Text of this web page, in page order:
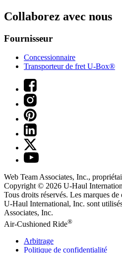
Collaborez avec nous
Fournisseur
Concessionnaire
Transporteur de fret U-Box®
Web Team Associates, Inc.,
Copyright © 2026 U-Haul
Tous droits réservés. Les marques de
U-Haul International, Inc. sont
Associates, Inc.
Air-Cushioned Ride®
Arbitrage
Politique de confidentialité